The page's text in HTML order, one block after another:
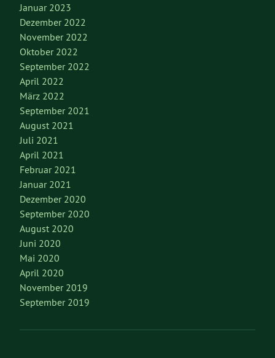
Januar 2023
Dezember 2022
November 2022
Oktober 2022
September 2022
April 2022
März 2022
September 2021
August 2021
Juli 2021
April 2021
Februar 2021
Januar 2021
Dezember 2020
September 2020
August 2020
Juni 2020
Mai 2020
April 2020
November 2019
September 2019